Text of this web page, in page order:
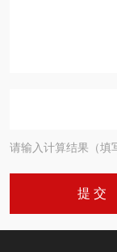
请输入计算结果（填